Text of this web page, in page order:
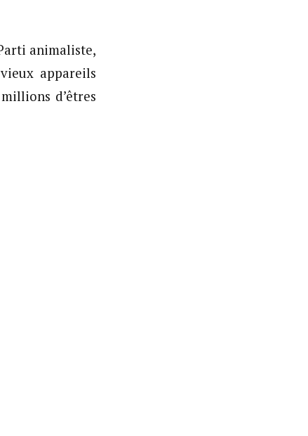
animaliste,
appareils
d’êtres